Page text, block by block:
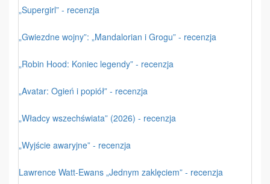
„Supergirl” - recenzja
„Gwiezdne wojny”: „Mandalorian i Grogu” - recenzja
„Robin Hood: Koniec legendy” - recenzja
„Avatar: Ogień i popiół” - recenzja
„Władcy wszechświata” (2026) - recenzja
„Wyjście awaryjne” - recenzja
Lawrence Watt-Ewans „Jednym zaklęciem” - recenzja